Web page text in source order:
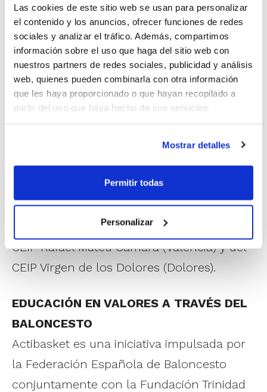
Las cookies de este sitio web se usan para personalizar
el contenido y los anuncios, ofrecer funciones de redes
sociales y analizar el tráfico. Además, compartimos
información sobre el uso que haga del sitio web con
nuestros partners de redes sociales, publicidad y análisis
web, quienes pueden combinarla con otra información
que les haya proporcionado o que hayan recopilado a
partir del uso que haya hecho de sus servicios.
Mostrar detalles
Permitir todas
Personalizar
del Valencia Basket yJulio García
Marcoen nombre de la Federación de
Baloncesto de la Comunitat Valenciana.
Los 425 participantes del Actibasket
pertenecen a los centros educativos de
de los Ríos (Burjassot), CRA La Serranía
(Losa del Obispo), CEIP Vicente Blasco
Ibáñez (Moncada), CEIP Maestro D. Jaime
Aparicio Pérez (Anna), CEP Sant Isidre
(Valencia), CEIP Doctor Olóriz (Valencia),
CEIP Rafael Mateu Cámara (Valencia) y del
CEIP Virgen de los Dolores (Dolores).
EDUCACIÓN EN VALORES A TRAVÉS DEL
BALONCESTO
Actibasket es una iniciativa impulsada por
la Federación Española de Baloncesto
conjuntamente con la Fundación Trinidad